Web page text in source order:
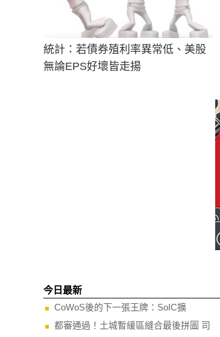
統計：若債券殖利率異常低、美股
無論EPS好壞皆走揚
今日最新
CoWoS後的下一張王牌：SoIC擴
都審通過！土城暫緩區縫合最後拼圖 司